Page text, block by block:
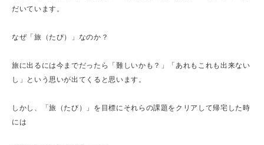
だいています。
なぜ「旅（たび）」なのか？
旅に出るには今までだったら「難しいかも？」「あれもこれも出来ない
し」という思いが出てくると思います。
しかし、「旅（たび）」を目標にそれらの課題をクリアして帰宅した時
には